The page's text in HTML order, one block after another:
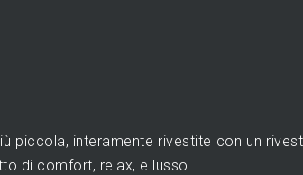
piccola, interamente rivestite con un
di comfort, relax, e lusso.